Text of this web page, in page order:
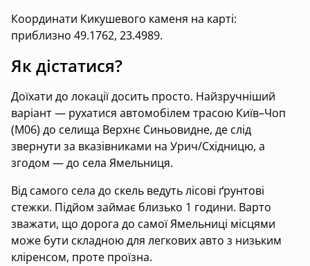
Координати Кикушевого каменя на карті:
приблизно 49.1762, 23.4989.
Як дістатися?
Доїхати до локації досить просто. Найзручніший
варіант — рухатися автомобілем трасою Київ–Чоп
(М06) до селища Верхнє Синьовидне, де слід
звернути за вказівниками на Урич/Східницю, а
згодом — до села Ямельниця.
Від самого села до скель ведуть лісові ґрунтові
стежки. Підйом займає близько 1 години. Варто
зважати, що дорога до самої Ямельниці місцями
може бути складною для легкових авто з низьким
кліренсом, проте проїзна.